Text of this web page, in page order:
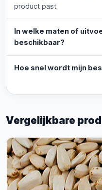
product past.
In welke maten of
beschikbaar?
Hoe snel wordt mijn
Vergelijkbare